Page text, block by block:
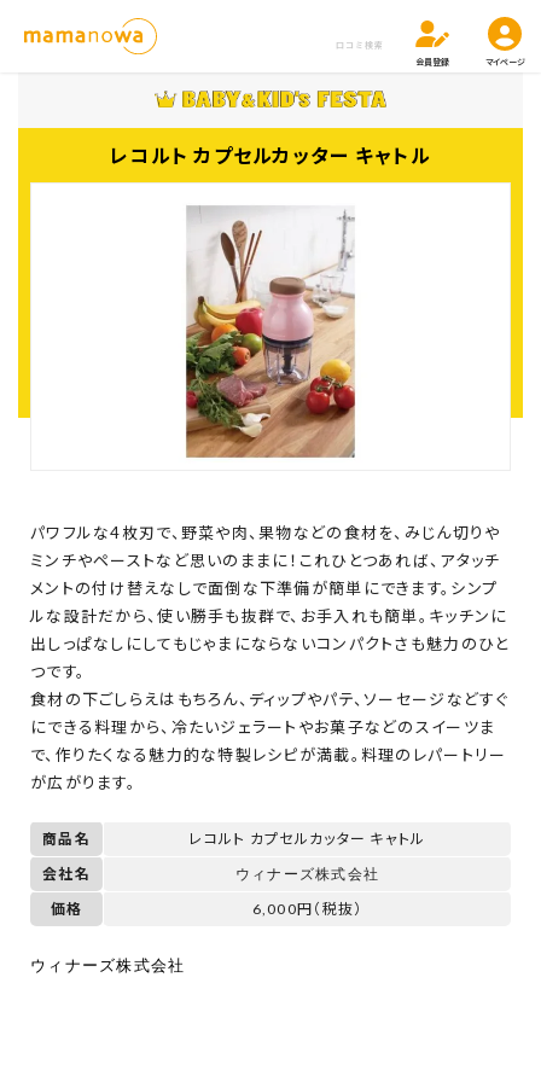
口コミ検索
会員登録
マイページ
レコルト カプセルカッター キャトル
パワフルな4枚刃で、野菜や肉、果物などの食材を、みじん切りや
ミンチやペーストなど思いのままに！これひとつあれば、アタッチ
メントの付け替えなしで面倒な下準備が簡単にできます。シンプ
ルな設計だから、使い勝手も抜群で、お手入れも簡単。キッチンに
出しっぱなしにしてもじゃまにならないコンパクトさも魅力のひと
つです。
食材の下ごしらえはもちろん、ディップやパテ、ソーセージなどすぐ
にできる料理から、冷たいジェラートやお菓子などのスイーツま
で、作りたくなる魅力的な特製レシピが満載。料理のレパートリー
が広がります。
商品名
レコルト カプセルカッター キャトル
会社名
ウィナーズ株式会社
価格 6,000円（税抜）
ウィナーズ株式会社